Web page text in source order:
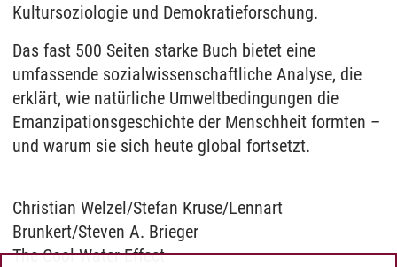
Kultursoziologie und Demokratieforschung.
Das fast 500 Seiten starke Buch bietet eine
umfassende sozialwissenschaftliche Analyse, die
erklärt, wie natürliche Umweltbedingungen die
Emanzipationsgeschichte der Menschheit formten –
und warum sie sich heute global fortsetzt.
Christian Welzel/Stefan Kruse/Lennart
Brunkert/Steven A. Brieger
The Cool Water Effect